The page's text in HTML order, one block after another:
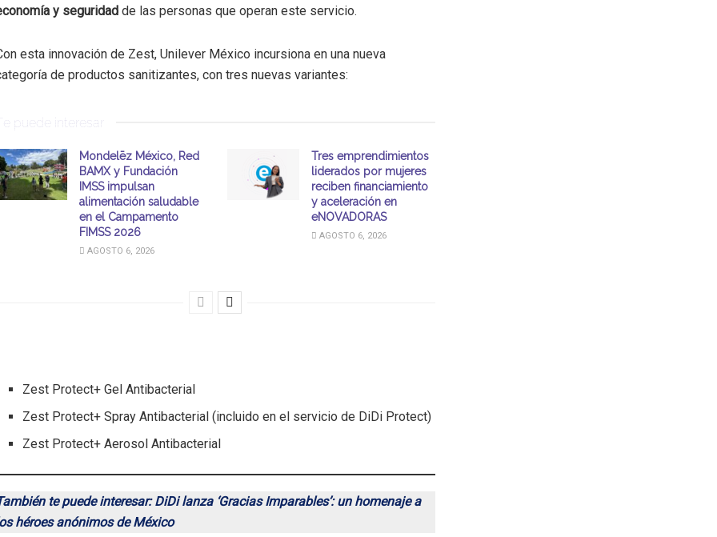
y seguridad de las personas que operan este servicio.
esta innovación de Zest, Unilever México incursiona en una nueva
de productos sanitizantes, con tres nuevas variantes:
puede interesar
Mondelēz México, Red
BAMX y Fundación
IMSS impulsan
alimentación saludable
en el Campamento
FIMSS 2026
AGOSTO 6, 2026
Tres emprendimientos
liderados por mujeres
reciben financiamiento
y aceleración en
eNOVADORAS
AGOSTO 6, 2026
Zest Protect+ Gel Antibacterial
Zest Protect+ Spray Antibacterial (incluido en el servicio de DiDi Protect)
Zest Protect+ Aerosol Antibacterial
te puede interesar: DiDi lanza ‘Gracias Imparables’: un homenaje a
héroes anónimos de México